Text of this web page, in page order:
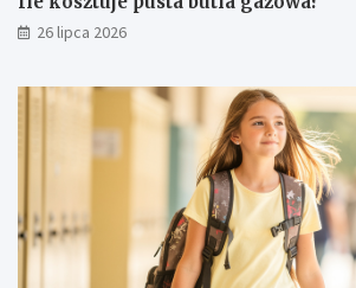
26 lipca 2026